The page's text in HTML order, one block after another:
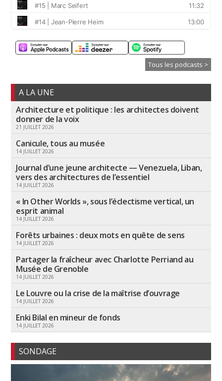
Tous les podcasts >
A LA UNE
Architecture et politique : les architectes doivent
donner de la voix
21 JUILLET 2026
Canicule, tous au musée
14 JUILLET 2026
Journal d’une jeune architecte — Venezuela, Liban,
vers des architectures de l’essentiel
14 JUILLET 2026
« In Other Worlds », sous l’éclectisme vertical, un
esprit animal
14 JUILLET 2026
Forêts urbaines : deux mots en quête de sens
14 JUILLET 2026
Partager la fraîcheur avec Charlotte Perriand au
Musée de Grenoble
14 JUILLET 2026
Le Louvre ou la crise de la maîtrise d’ouvrage
14 JUILLET 2026
Enki Bilal en mineur de fonds
14 JUILLET 2026
SONDAGE